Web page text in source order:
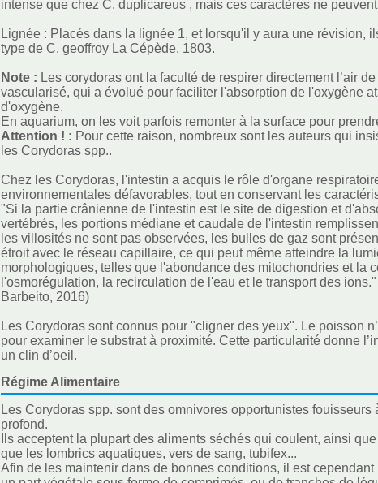
intense que chez C. duplicareus , mais ces caractères ne
Lignée : Placés dans la lignée 1, et lorsqu'il y aura une révision,
type de C. geoffroy La Cépède, 1803.
Note : Les corydoras ont la faculté de respirer directement l’air
vascularisé, qui a évolué pour faciliter l'absorption de l'oxygène
d'oxygène.
En aquarium, on les voit parfois remonter à la surface pour
Attention ! : Pour cette raison, nombreux sont les auteurs qui
les Corydoras spp..
Chez les Corydoras, l'intestin a acquis le rôle d'organe
environnementales défavorables, tout en conservant les
"Si la partie crânienne de l'intestin est le site de digestion et
vertébrés, les portions médiane et caudale de l'intestin
les villosités ne sont pas observées, les bulles de gaz sont
étroit avec le réseau capillaire, ce qui peut même atteindre la
morphologiques, telles que l'abondance des mitochondries et la
l'osmorégulation, la recirculation de l'eau et le transport des
Barbeito, 2016)
Les Corydoras sont connus pour "cligner des yeux". Le poisson
pour examiner le substrat à proximité. Cette particularité donne
un clin d’oeil.
Régime Alimentaire
Les Corydoras spp. sont des omnivores opportunistes
profond.
Ils acceptent la plupart des aliments séchés qui coulent, ainsi
que les lombrics aquatiques, vers de sang, tubifex...
Afin de les maintenir dans de bonnes conditions, il est